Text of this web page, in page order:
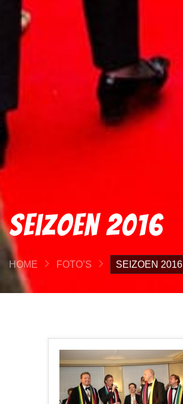
Seizoen 2016
HOME FOTO’S SEIZOEN 2016